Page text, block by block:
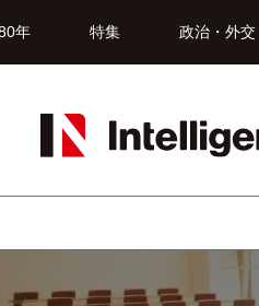
年 特集 政治・外交